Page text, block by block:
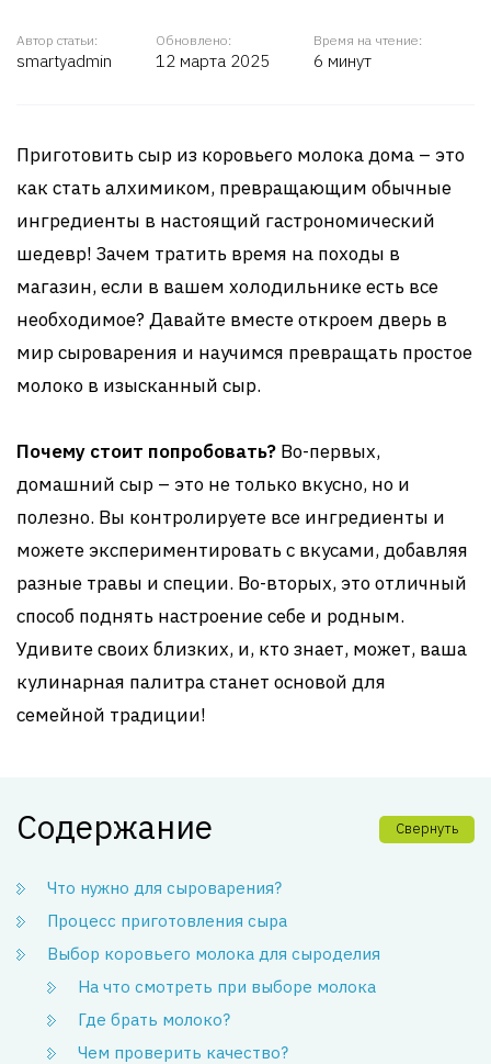
Автор статьи:
smartyadmin
Обновлено:
12 марта 2025
Время на чтение:
6 минут
Приготовить сыр из коровьего молока дома – это
как стать алхимиком, превращающим обычные
ингредиенты в настоящий гастрономический
шедевр! Зачем тратить время на походы в
магазин, если в вашем холодильнике есть все
необходимое? Давайте вместе откроем дверь в
мир сыроварения и научимся превращать простое
молоко в изысканный сыр.
Почему стоит попробовать? Во-первых,
домашний сыр – это не только вкусно, но и
полезно. Вы контролируете все ингредиенты и
можете экспериментировать с вкусами, добавляя
разные травы и специи. Во-вторых, это отличный
способ поднять настроение себе и родным.
Удивите своих близких, и, кто знает, может, ваша
кулинарная палитра станет основой для
семейной традиции!
Содержание Свернуть
Что нужно для сыроварения?
Процесс приготовления сыра
Выбор коровьего молока для сыроделия
На что смотреть при выборе молока
Где брать молоко?
Чем проверить качество?